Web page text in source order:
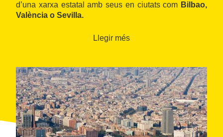
d’una xarxa estatal amb seus en ciutats com Bilbao,
València o Sevilla.
Llegir més